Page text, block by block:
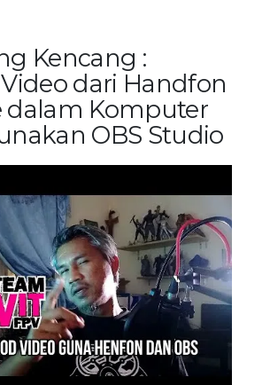
Kencang :
dari Handfon
dalam Komputer
OBS Studio